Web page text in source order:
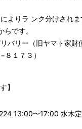
よりラ ンク分けされま
です。
バリー （旧ヤマト家財
８１７３）
】
13:00〜17:00 水木